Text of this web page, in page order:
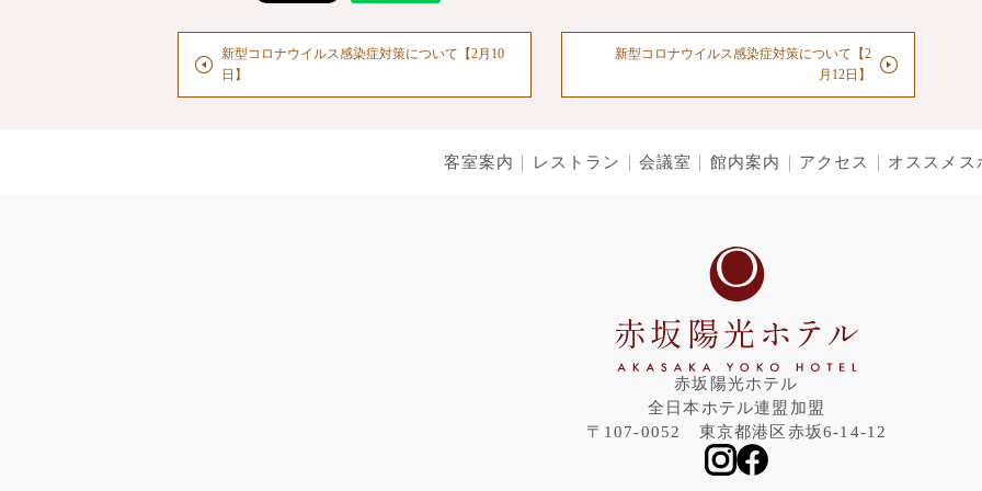
新型コロナウイルス感染症対策について【2月10
日】
新型コロナウイルス感染症対策について【2
月12日】
客室案内 レストラン 会議室 館内案内 アクセス オススメス
赤坂陽光ホテル
全日本ホテル連盟加盟
〒107-0052 東京都港区赤坂6-14-12